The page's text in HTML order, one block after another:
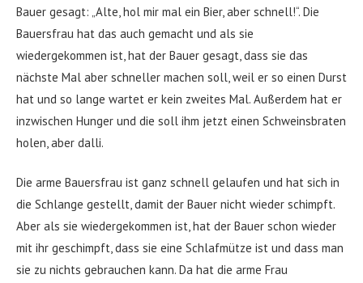
Bauer gesagt: „Alte, hol mir mal ein Bier, aber schnell!“. Die
Bauersfrau hat das auch gemacht und als sie
wiedergekommen ist, hat der Bauer gesagt, dass sie das
nächste Mal aber schneller machen soll, weil er so einen Durst
hat und so lange wartet er kein zweites Mal. Außerdem hat er
inzwischen Hunger und die soll ihm jetzt einen Schweinsbraten
holen, aber dalli.
Die arme Bauersfrau ist ganz schnell gelaufen und hat sich in
die Schlange gestellt, damit der Bauer nicht wieder schimpft.
Aber als sie wiedergekommen ist, hat der Bauer schon wieder
mit ihr geschimpft, dass sie eine Schlafmütze ist und dass man
sie zu nichts gebrauchen kann. Da hat die arme Frau